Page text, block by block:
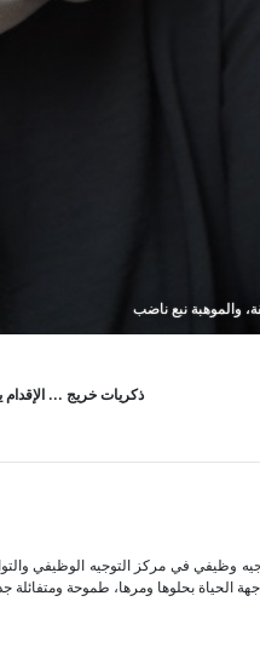
والموهبة نبع ناضب
ذكريات خريج ... الإقدام
وظيفي في مركز التوجيه الوظيفي
الحياة بحلوها ومرها، طموحة ومتفائلة